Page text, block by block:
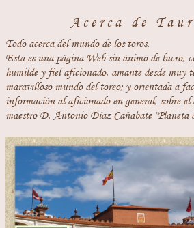
Acerca de
Todo acerca del mundo de los toros.
Esta es una página Web sin ánimo de lucro,
humilde y fiel aficionado, amante desde muy
maravilloso mundo del toreo; y orientada a
información al aficionado en general, sobre
maestro D. Antonio Díaz Cañabate "Planeta